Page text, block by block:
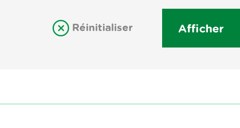
Réinitialiser Afficher